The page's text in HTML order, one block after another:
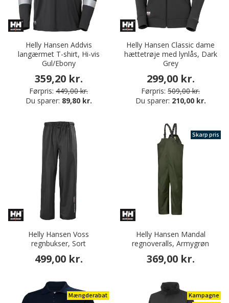
Helly Hansen Addvis
langærmet T-shirt, Hi-vis
Gul/Ebony
359,20 kr.
Førpris: 449,00 kr.
Du sparer: 89,80 kr.
Helly Hansen Classic dame
hættetrøje med lynlås, Dark
Grey
299,00 kr.
Førpris: 509,00 kr.
Du sparer: 210,00 kr.
Helly Hansen Voss
regnbukser, Sort
499,00 kr.
Skarp pris
Helly Hansen Mandal
regnoveralls, Armygrøn
369,00 kr.
Mængderabat
Kampagne